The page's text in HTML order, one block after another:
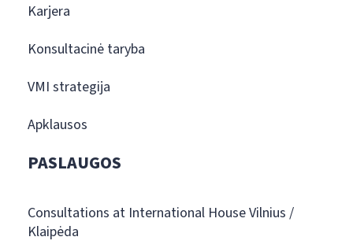
Karjera
Konsultacinė taryba
VMI strategija
Apklausos
PASLAUGOS
Consultations at International House Vilnius /
Klaipėda